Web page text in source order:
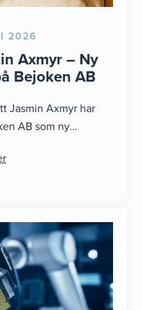
2026
Axmyr – Ny
Bejoken AB
Jasmin Axmyr har
AB som ny